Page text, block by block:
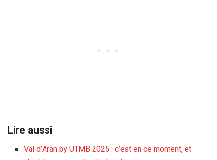
Lire aussi
Val d’Aran by UTMB 2025 : c’est en ce moment, et